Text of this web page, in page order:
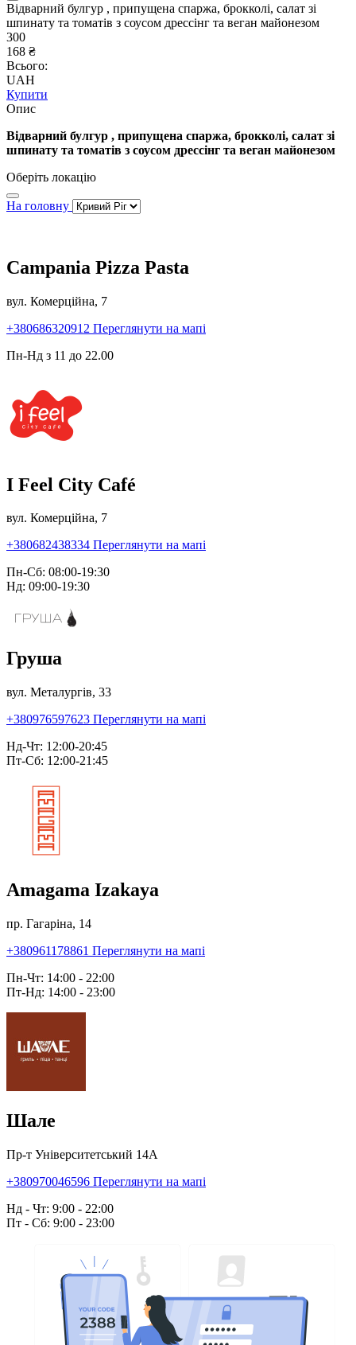
Відварний булгур , припущена спаржа, брокколі, салат зі
шпинату та томатів з соусом дрессінг та веган майонезом
300
168 ₴
Всього:
UAH
Купити
Опис
Відварний булгур , припущена спаржа, брокколі, салат зі
шпинату та томатів з соусом дрессінг та веган майонезом
Оберіть локацію
На головну
Campania Pizza Pasta
вул. Комерційна, 7
+380686320912 Переглянути на мапі
Пн-Нд з 11 до 22.00
I Feel City Café
вул. Комерційна, 7
+380682438334 Переглянути на мапі
Пн-Сб: 08:00-19:30
Нд: 09:00-19:30
Груша
вул. Металургів, 33
+380976597623 Переглянути на мапі
Нд-Чт: 12:00-20:45
Пт-Сб: 12:00-21:45
Amagama Izakaya
пр. Гагаріна, 14
+380961178861 Переглянути на мапі
Пн-Чт: 14:00 - 22:00
Пт-Нд: 14:00 - 23:00
Шале
Пр-т Університетський 14А
+380970046596 Переглянути на мапі
Нд - Чт: 9:00 - 22:00
Пт - Сб: 9:00 - 23:00